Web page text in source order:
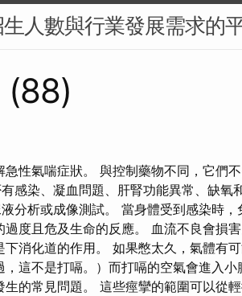
人數與行業發展需求的
(88)
性氣喘症狀。 與控制藥物不同，它們
感染、凝血問題、肝腎功能異常、缺氧
分析或成像測試。 當身體受到感染時
度且危及生命的反應。 血流不良會損
消化道的作用。 如果憋太久，氣體有
這不是打嗝。）而打嗝的空氣會進入小
的常見問題。 這些痙攣的範圍可以從